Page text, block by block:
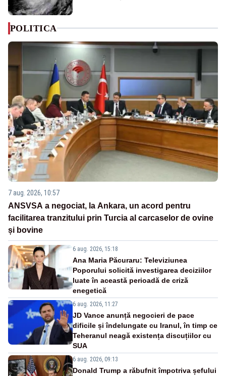
POLITICA
7 aug. 2026, 10:57
ANSVSA a negociat, la Ankara, un acord pentru
facilitarea tranzitului prin Turcia al carcaselor de ovine
și bovine
6 aug. 2026, 15:18
Ana Maria Păcuraru: Televiziunea
Poporului solicită investigarea deciziilor
luate în această perioadă de criză
enegetică
6 aug. 2026, 11:27
JD Vance anunță negocieri de pace
dificile și îndelungate cu Iranul, în timp ce
Teheranul neagă existența discuțiilor cu
SUA
6 aug. 2026, 09:13
Donald Trump a răbufnit împotriva șefului